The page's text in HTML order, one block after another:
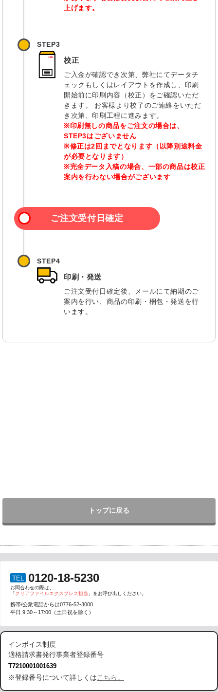
トップに戻る
TEL 0120-18-5230
お問合わせの際は、
「 クリアファイルエクスプレス担当 」をお呼び出しください。
携帯/公衆電話からは0776-52-3000
平日 9:30～17:00（土日祝を除く）
インボイス制度
適格請求書発行事業者登録番号
T7210001001639
※登録番号について詳しくはこちら。